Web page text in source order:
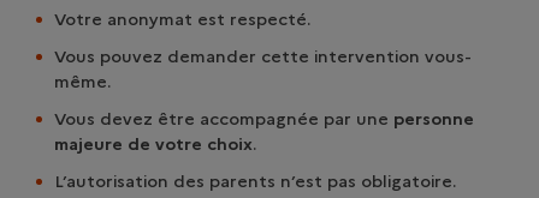
Votre anonymat est respecté.
Vous pouvez demander cette intervention vous-
même.
Vous devez être accompagnée par une personne
majeure de votre choix.
L’autorisation des parents n’est pas obligatoire.